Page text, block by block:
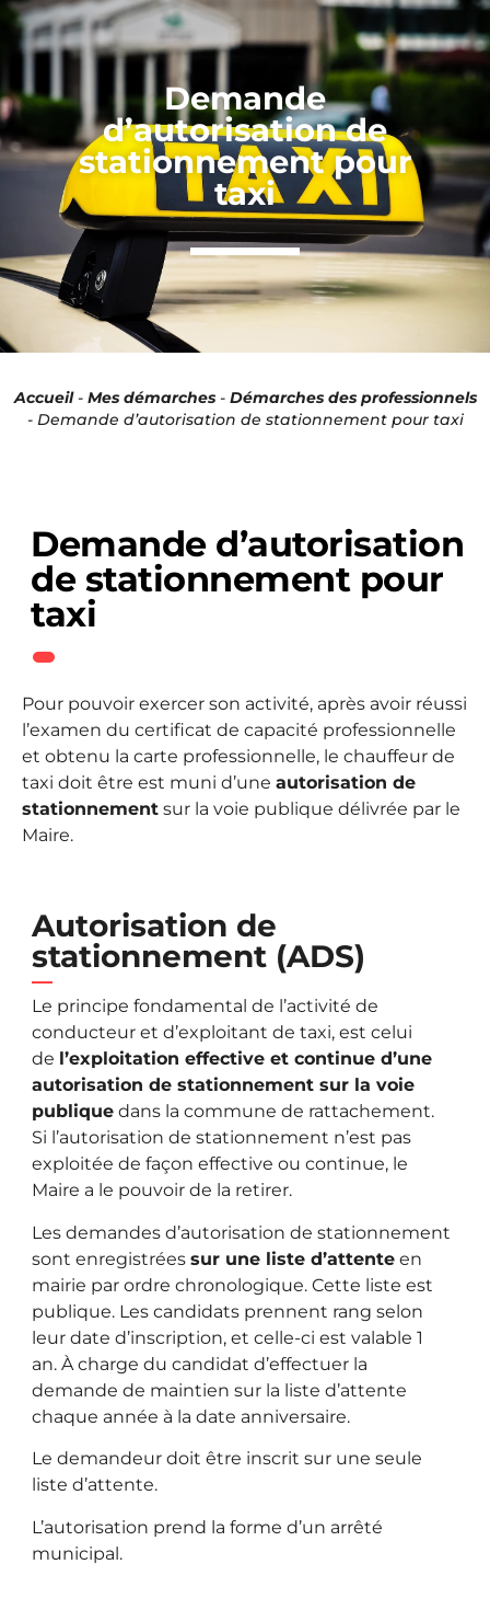
Demande
d’autorisation de
stationnement pour
taxi
Accueil- Mes démarches- Démarches des professionnels
- Demande d’autorisation de stationnement pour taxi
Demande d’autorisation
de stationnement pour
taxi
Pour pouvoir exercer son activité, après avoir réussi
l’examen du certificat de capacité professionnelle
et obtenu la carte professionnelle, le chauffeur de
taxi doit être est muni d’une autorisation de
stationnement sur la voie publique délivrée par le
Maire.
Autorisation de
stationnement (ADS)
Le principe fondamental de l’activité de
conducteur et d’exploitant de taxi, est celui
de l’exploitation effective et continue d’une
autorisation de stationnement sur la voie
publique dans la commune de rattachement.
Si l’autorisation de stationnement n’est pas
exploitée de façon effective ou continue, le
Maire a le pouvoir de la retirer.
Les demandes d’autorisation de stationnement
sont enregistrées sur une liste d’attente en
mairie par ordre chronologique. Cette liste est
publique. Les candidats prennent rang selon
leur date d’inscription, et celle-ci est valable 1
an. À charge du candidat d’effectuer la
demande de maintien sur la liste d’attente
chaque année à la date anniversaire.
Le demandeur doit être inscrit sur une seule
liste d’attente.
L’autorisation prend la forme d’un arrêté
municipal.
Panneau de gestion des cookies